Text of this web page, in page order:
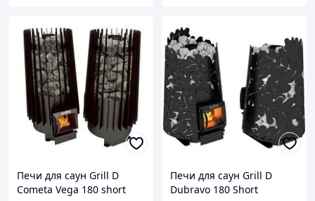
Печи для саун Grill D
Cometa Vega 180 short
Печи для саун Grill D
Dubravo 180 Short